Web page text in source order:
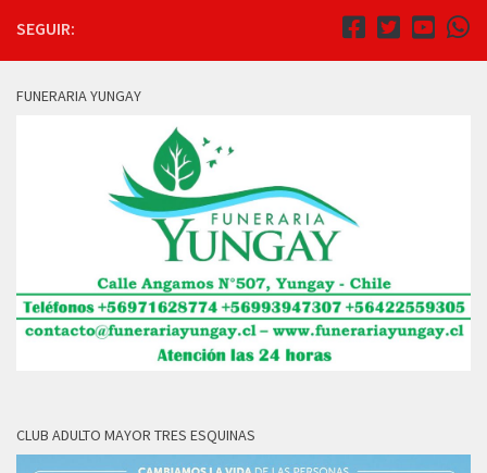
SEGUIR:
FUNERARIA YUNGAY
CLUB ADULTO MAYOR TRES ESQUINAS